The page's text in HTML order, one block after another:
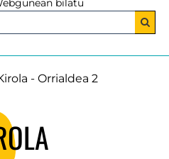
bilatu
- Orrialdea 2